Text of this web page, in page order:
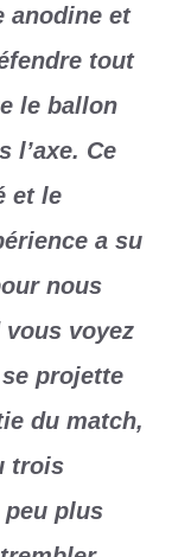
anodine et
tout
le ballon
l’axe. Ce
et le
a su
nous
voyez
projette
du match,
trois
plus